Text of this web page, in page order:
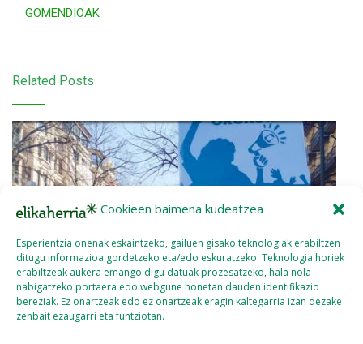
Cookieen baimena kudeatzea
Esperientzia onenak eskaintzeko, gailuen gisako teknologiak erabiltzen
ditugu informazioa gordetzeko eta/edo eskuratzeko. Teknologia horiek
erabiltzeak aukera emango digu datuak prozesatzeko, hala nola
nabigatzeko portaera edo webgune honetan dauden identifikazio
bereziak. Ez onartzeak edo ez onartzeak eragin kaltegarria izan dezake
zenbait ezaugarri eta funtziotan.
GOMENDIOAK
Related Posts